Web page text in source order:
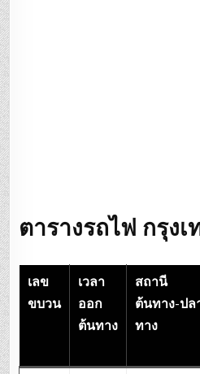
ตารางรถไฟ กรุงเ
เลข
ขบวน
เวลา
ออก
ต้นทาง
สถานี
ต้นทาง-ปล
ทาง